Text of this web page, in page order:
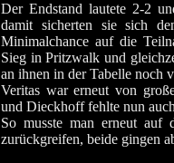
Der Endstand lautete 2-2
damit sicherten sie sich
Minimalchance auf die
Sieg in Pritzwalk und
an ihnen in der Tabelle noch
Veritas war erneut von
und Dieckhoff fehlte nun
So musste man erneut auf
zurückgreifen, beide gingen